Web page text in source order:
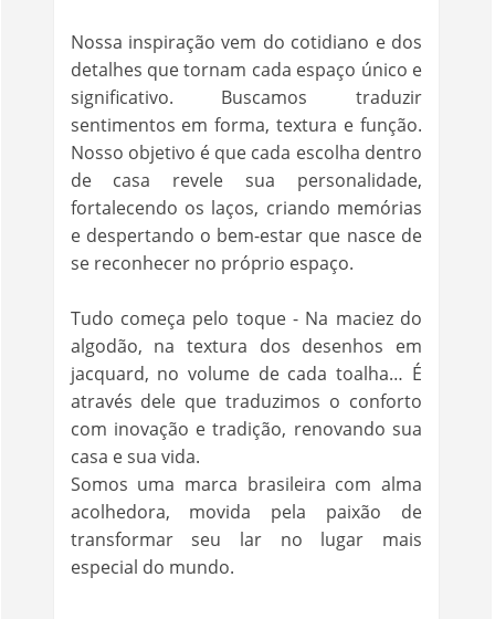
Nossa inspiração vem do cotidiano e dos
detalhes que tornam cada espaço único e
significativo. Buscamos traduzir
sentimentos em forma, textura e função.
Nosso objetivo é que cada escolha dentro
de casa revele sua personalidade,
fortalecendo os laços, criando memórias
e despertando o bem-estar que nasce de
se reconhecer no próprio espaço.
Tudo começa pelo toque - Na maciez do
algodão, na textura dos desenhos em
jacquard, no volume de cada toalha… É
através dele que traduzimos o conforto
com inovação e tradição, renovando sua
casa e sua vida.
Somos uma marca brasileira com alma
acolhedora, movida pela paixão de
transformar seu lar no lugar mais
especial do mundo.